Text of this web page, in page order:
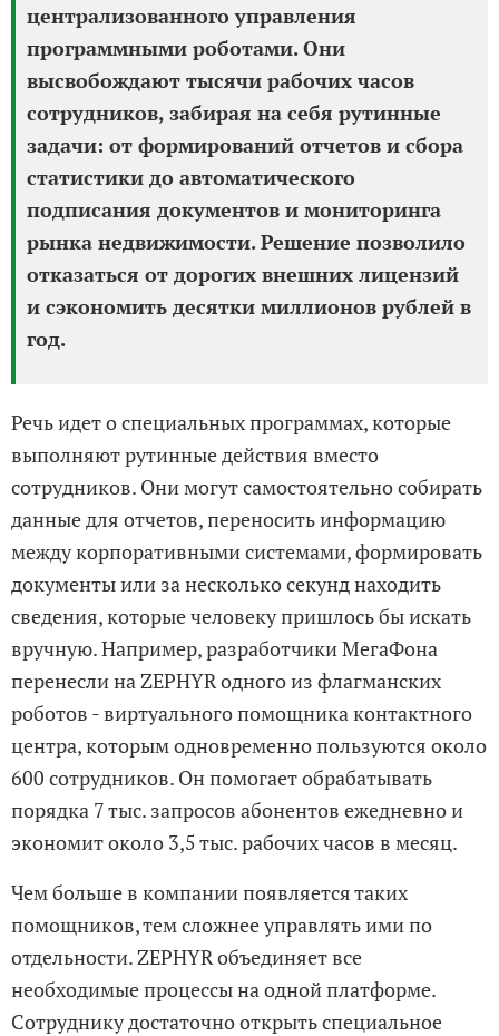
централизованного управления
программными роботами. Они
высвобождают тысячи рабочих часов
сотрудников, забирая на себя рутинные
задачи: от формирований отчетов и сбора
статистики до автоматического
подписания документов и мониторинга
рынка недвижимости. Решение позволило
отказаться от дорогих внешних лицензий
и сэкономить десятки миллионов рублей в
год.
Речь идет о специальных программах, которые
выполняют рутинные действия вместо
сотрудников. Они могут самостоятельно собирать
данные для отчетов, переносить информацию
между корпоративными системами, формировать
документы или за несколько секунд находить
сведения, которые человеку пришлось бы искать
вручную. Например, разработчики МегаФона
перенесли на ZEPHYR одного из флагманских
роботов - виртуального помощника контактного
центра, которым одновременно пользуются около
600 сотрудников. Он помогает обрабатывать
порядка 7 тыс. запросов абонентов ежедневно и
экономит около 3,5 тыс. рабочих часов в месяц.
Чем больше в компании появляется таких
помощников, тем сложнее управлять ими по
отдельности. ZEPHYR объединяет все
необходимые процессы на одной платформе.
Сотруднику достаточно открыть специальное